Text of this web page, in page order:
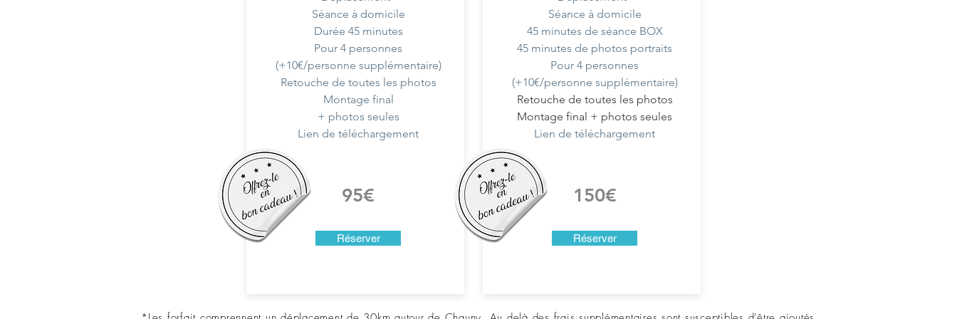
Séance à domicile
Durée 45 minutes
Pour 4 personnes
(+10€/personne supplémentaire)
Retouche de toutes les photos
Montage final
+ photos seules
Lien de téléchargement
95€
Réserver
Séance à domicile
45 minutes de séance BOX
45 minutes de photos portraits
Pour 4 personnes
(+10€/personne supplémentaire)
Retouche de toutes les photos
Montage final + photos seules
Lien de téléchargement
150€
Réserver